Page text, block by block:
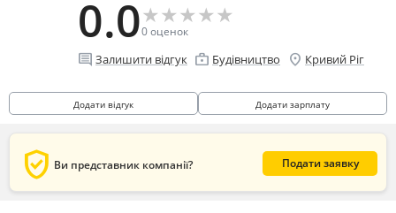
0.0★
★★
★★
★★
★★
★
0оценок
comment Залишити відгук enterprise Будівництво location_on Кривий Ріг
Додати відгук Додати зарплату
verified_user Ви представник компанії? Подати заявку